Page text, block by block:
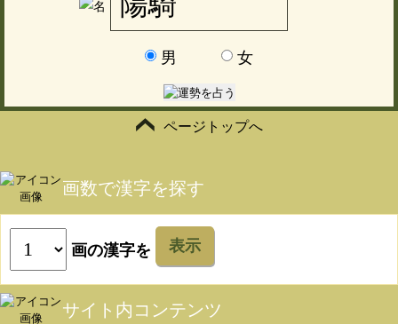
男 女
ページトップへ
画数で漢字を探す
画の漢字を 表示
サイト内コンテンツ